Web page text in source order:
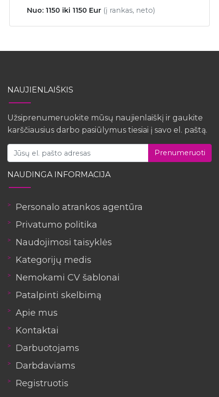
Nuo: 1150 iki 1150 Eur (į rankas, neto)
NAUJIENLAIŠKIS
Užsiprenumeruokite mūsų naujienlaiškį ir gaukite
karščiausius darbo pasiūlymus tiesiai į savo el. paštą.
Prenumeruoti
NAUDINGA INFORMACIJA
Personalo atrankos agentūra
Privatumo politika
Naudojimosi taisyklės
Kategorijų medis
Nemokami CV šablonai
Patalpinti skelbimą
Apie mus
Kontaktai
Darbuotojams
Darbdaviams
Registruotis